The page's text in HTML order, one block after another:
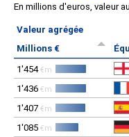
En millions d'euros, valeur
Valeur agrégée
Millions €
1'454€m
1'436 €m
1'407 €m
1'085 €m